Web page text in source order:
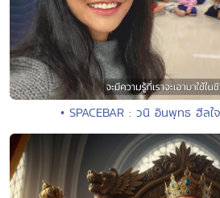
• SPACEBAR : วนิ อินพุทธ ฮีลใ